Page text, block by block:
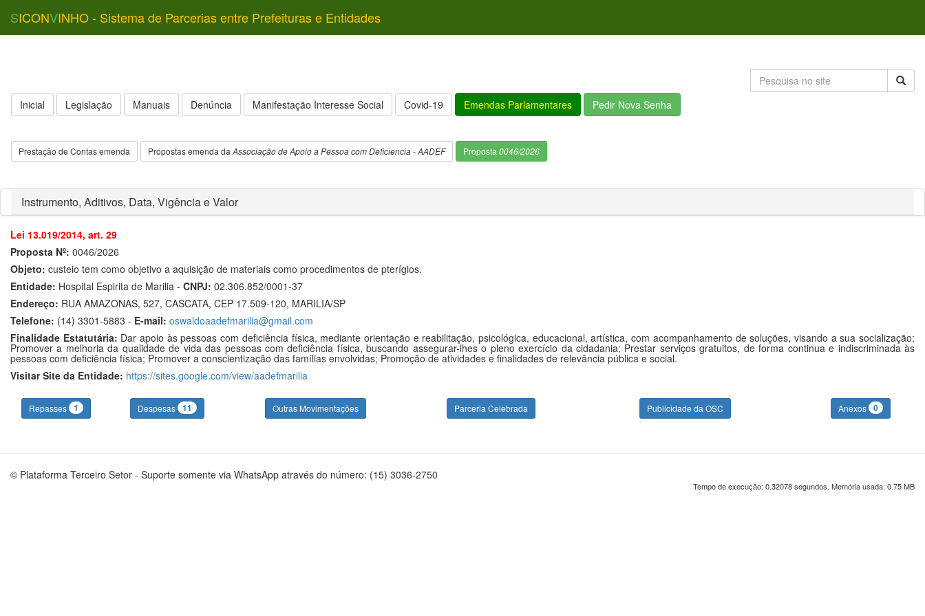
SICONVINHO - Sistema de Parcerias entre Prefeituras e Entidades
Inicial Legislação Manuais Denúncia Manifestação Interesse Social Covid-19 Emendas Parlamentares Pedir Nova Senha
Prestação de Contas emenda Propostas emenda da Associação de Apoio a Pessoa com Deficiencia - AADEF Proposta 0046/2026
Instrumento, Aditivos, Data, Vigência e Valor
Lei 13.019/2014, art. 29
Proposta Nº: 0046/2026
Objeto: custeio tem como objetivo a aquisição de materiais como procedimentos de pterígios.
Entidade: Hospital Espirita de Marilia - CNPJ: 02.306.852/0001-37
Endereço: RUA AMAZONAS, 527, CASCATA, CEP 17.509-120, MARILIA/SP
Telefone: (14) 3301-5883 - E-mail: oswaldoaadefmarilia@gmail.com
Finalidade Estatutária: Dar apoio às pessoas com deficiência física, mediante orientação e reabilitação, psicológica, educacional, artística, com acompanhamento de soluções, visando a sua socialização;
Promover a melhoria da qualidade de vida das pessoas com deficiência física, buscando assegurar-lhes o pleno exercício da cidadania; Prestar serviços gratuitos, de forma continua e indiscriminada às
pessoas com deficiência física; Promover a conscientização das famílias envolvidas; Promoção de atividades e finalidades de relevância pública e social.
Visitar Site da Entidade: https://sites.google.com/view/aadefmarilia
Repasses 1 Despesas 11 Outras Movimentações Parceria Celebrada Publicidade da OSC Anexos 0
© Plataforma Terceiro Setor - Suporte somente via WhatsApp através do número: (15) 3036-2750
Tempo de execução: 0.32078 segundos. Memória usada: 0.75 MB